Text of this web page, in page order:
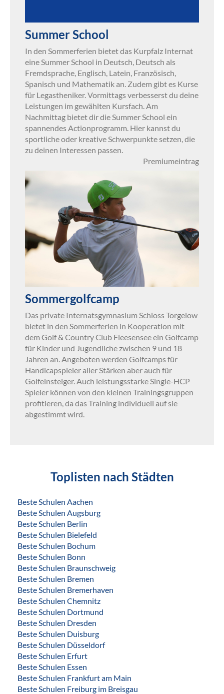
Summer School
In den Sommerferien bietet das Kurpfalz Internat
eine Summer School in Deutsch, Deutsch als
Fremdsprache, Englisch, Latein, Französisch,
Spanisch und Mathematik an. Zudem gibt es Kurse
für Legastheniker. Vormittags verbesserst du deine
Leistungen im gewählten Kursfach. Am
Nachmittag bietet dir die Summer School ein
spannendes Actionprogramm. Hier kannst du
sportliche oder kreative Schwerpunkte setzen, die
zu deinen Interessen passen.
Premiumeintrag
Sommergolfcamp
Das private Internatsgymnasium Schloss Torgelow
bietet in den Sommerferien in Kooperation mit
dem Golf & Country Club Fleesensee ein Golfcamp
für Kinder und Jugendliche zwischen 9 und 18
Jahren an. Angeboten werden Golfcamps für
Handicapspieler aller Stärken aber auch für
Golfeinsteiger. Auch leistungsstarke Single-HCP
Spieler können von den kleinen Trainingsgruppen
profitieren, da das Training individuell auf sie
abgestimmt wird.
Toplisten nach Städten
Beste Schulen Aachen
Beste Schulen Augsburg
Beste Schulen Berlin
Beste Schulen Bielefeld
Beste Schulen Bochum
Beste Schulen Bonn
Beste Schulen Braunschweig
Beste Schulen Bremen
Beste Schulen Bremerhaven
Beste Schulen Chemnitz
Beste Schulen Dortmund
Beste Schulen Dresden
Beste Schulen Duisburg
Beste Schulen Düsseldorf
Beste Schulen Erfurt
Beste Schulen Essen
Beste Schulen Frankfurt am Main
Beste Schulen Freiburg im Breisgau